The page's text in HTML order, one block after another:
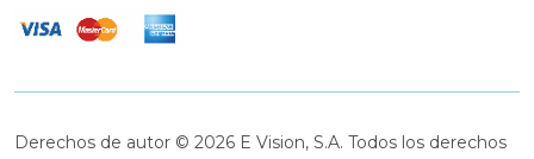
Derechos de autor © 2026 E Vision, S.A. Todos los derechos